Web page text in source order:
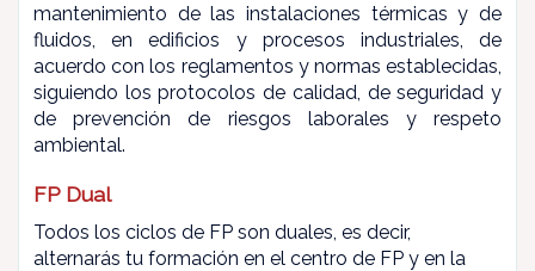
mantenimiento de las instalaciones térmicas y de
fluidos, en edificios y procesos industriales, de
acuerdo con los reglamentos y normas establecidas,
siguiendo los protocolos de calidad, de seguridad y
de prevención de riesgos laborales y respeto
ambiental.
FP Dual
Todos los ciclos de FP son duales, es decir,
alternarás tu formación en el centro de FP y en la